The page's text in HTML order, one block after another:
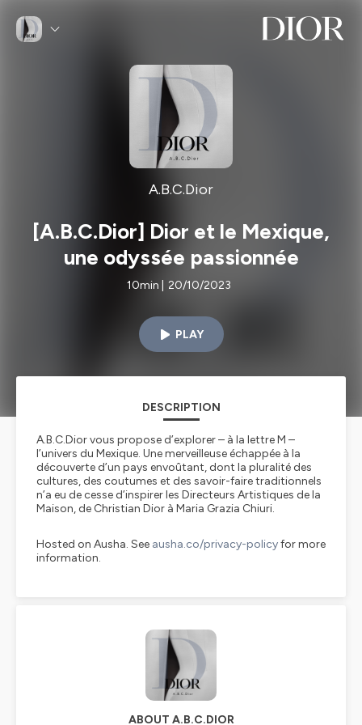
A.B.C.Dior
[A.B.C.Dior] Dior et le Mexique,
une odyssée passionnée
10min 20/10/2023
PLAY
DESCRIPTION
A.B.C.Dior vous propose d’explorer – à la lettre M –
l’univers du Mexique. Une merveilleuse échappée à la
découverte d’un pays envoûtant, dont la pluralité des
cultures, des coutumes et des savoir-faire traditionnels
n’a eu de cesse d’inspirer les Directeurs Artistiques de la
Maison, de Christian Dior à Maria Grazia Chiuri.
Hosted on Ausha. See ausha.co/privacy-policyfor more
information.
ABOUT A.B.C.DIOR